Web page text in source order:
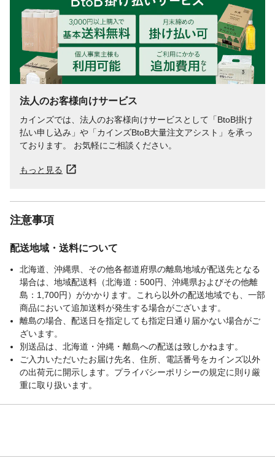
法人のお客様向けサービス
カインズでは、法人のお客様向けサービスとして「BtoB掛け
払い申し込み」や「カインズBtoB大量注文アシスト」を承っ
ております。 お気軽にご相談ください。
もっと見る
注意事項
配送地域・送料について
北海道、沖縄県、その他各都道府県の離島地域が配送先となる
場合は、地域配送料（北海道：500円、沖縄県およびその他離
島：1,700円）がかかります。これら以外の配送地域でも、一部
商品において追加送料が発生する場合がございます。
離島の場合、配送日を指定しても指定日通り届かない場合がご
ざいます。
別送品は、北海道・沖縄・離島への配送は致しかねます。
ご入力いただいたお届け先名、住所、電話番号をカインズ以外
の出荷元に開示します。プライバシーポリシーの規定に則り厳
重に取り扱います。